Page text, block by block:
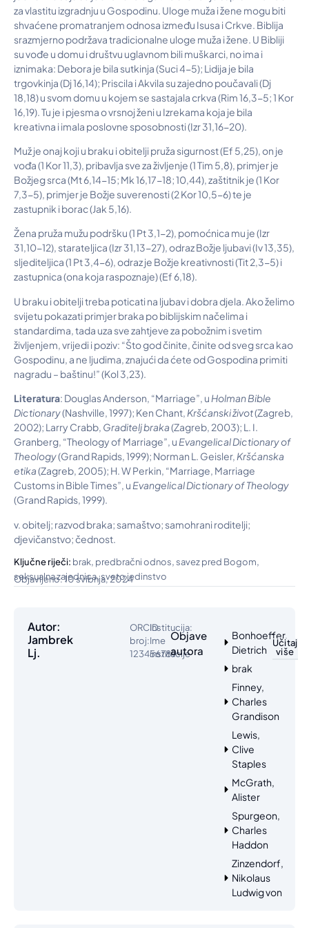
za vlastitu izgradnju u Gospodinu. Uloge muža i žene mogu biti
shvaćene promatranjem odnosa između Isusa i Crkve. Biblija
srazmjerno podržava tradicionalne uloge muža i žene. U Bibliji
su vođe u domu i društvu uglavnom bili muškarci, no ima i
iznimaka: Debora je bila sutkinja (Suci 4-5); Lidija je bila
trgovkinja (Dj 16,14); Priscila i Akvila su zajedno poučavali (Dj
18,18) u svom domu u kojem se sastajala crkva (Rim 16,3-5; 1 Kor
16,19). Tu je i pjesma o vrsnoj ženi u Izrekama koja je bila
kreativna i imala poslovne sposobnosti (Izr 31,16-20).
Muž je onaj koji u braku i obitelji pruža sigurnost (Ef 5,25), on je
vođa (1 Kor 11,3), pribavlja sve za življenje (1 Tim 5,8), primjer je
Božjeg srca (Mt 6,14-15; Mk 16,17-18; 10,44), zaštitnik je (1 Kor
7,3-5), primjer je Božje suverenosti (2 Kor 10,5-6) te je
zastupnik i borac (Jak 5,16).
Žena pruža mužu podršku (1 Pt 3,1-2), pomoćnica mu je (Izr
31,10-12), starateljica (Izr 31,13-27), odraz Božje ljubavi (Iv 13,35),
sljediteljica (1 Pt 3,4-6), odraz je Božje kreativnosti (Tit 2,3-5) i
zastupnica (ona koja raspoznaje) (Ef 6,18).
U braku i obitelji treba poticati na ljubav i dobra djela. Ako želimo
svijetu pokazati primjer braka po biblijskim načelima i
standardima, tada uza sve zahtjeve za pobožnim i svetim
življenjem, vrijedi i poziv: “Što god činite, činite od sveg srca kao
Gospodinu, a ne ljudima, znajući da ćete od Gospodina primiti
nagradu – baštinu!” (Kol 3,23).
Literatura: Douglas Anderson, “Marriage”, u Holman Bible
Dictionary(Nashville, 1997); Ken Chant, Kršćanski život(Zagreb,
2002); Larry Crabb, Graditelj braka(Zagreb, 2003); L. I.
Granberg, “Theology of Marriage”, u Evangelical Dictionary of
Theology(Grand Rapids, 1999); Norman L. Geisler, Kršćanska
etika(Zagreb, 2005); H. W Perkin, “Marriage, Marriage
Customs in Bible Times”, u Evangelical Dictionary of Theology
(Grand Rapids, 1999).
v. obitelj; razvod braka; samaštvo; samohrani roditelji;
djevičanstvo; čednost.
Ključne riječi: brak, predbračni odnos,savez pred Bogom,
seksualna zajednica,sveto jedinstvo
Objavljeno: 10 svibnja, 2024
Autor:
Jambrek
Lj.
ORCID
broj:
123456789
Institucija:
Ime
institucije
Objave
autora
Bonhoeffer,
Dietrich
brak
Finney,
Charles
Grandison
Lewis,
Clive
Staples
McGrath,
Alister
Spurgeon,
Charles
Haddon
Zinzendorf,
Nikolaus
Ludwig von
Učitaj
više